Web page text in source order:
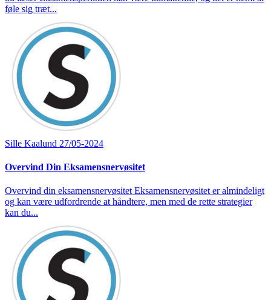
føle sig træt...
Sille Kaalund 27/05-2024
Overvind Din Eksamensnervøsitet
Overvind din eksamensnervøsitet Eksamensnervøsitet er almindeligt
og kan være udfordrende at håndtere, men med de rette strategier
kan du...